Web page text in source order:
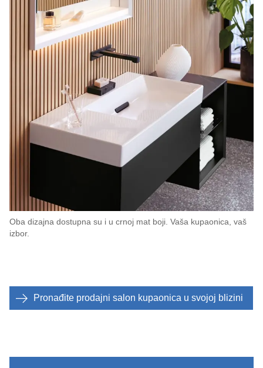
Oba dizajna dostupna su i u crnoj mat boji. Vaša kupaonica, vaš
izbor.
Pronađite prodajni salon kupaonica u svojoj blizini